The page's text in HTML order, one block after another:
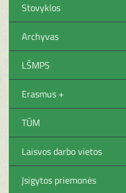
Stovyklos
Archyvas
LŠMPS
Erasmus +
TŪM
Laisvos darbo vietos
Įsigytos priemonės